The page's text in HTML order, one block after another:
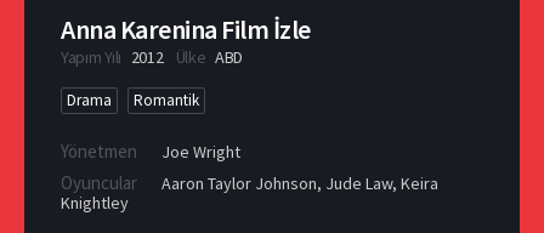
Anna Karenina Film İzle
Yapım Yılı 2012 Ülke ABD
Drama Romantik
Yönetmen Joe Wright
Oyuncular Aaron Taylor Johnson, Jude Law, Keira
Knightley